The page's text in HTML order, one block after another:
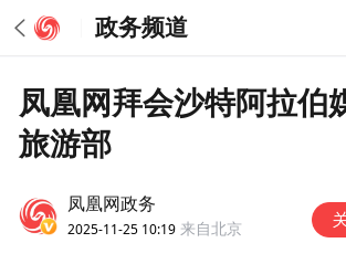
政务频道
凤凰网拜会沙特阿拉伯
旅游部
凤凰网政务
2025-11-25 10:19 来自北京